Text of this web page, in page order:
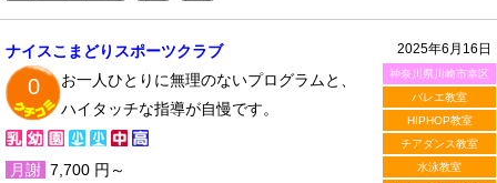
2025年6月16日
神奈川県川崎市幸区
バレエ教室
HIPHOP教室
チアダンス教室
水泳教室
ナイスこまどりスポーツクラブ
0
お一人ひとりに無理のないプログラムと、
ハイタッチな指導が自慢です。
月謝 7,700 円～